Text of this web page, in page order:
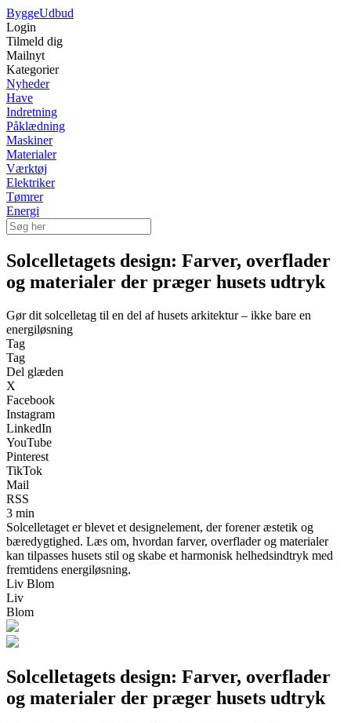
ByggeUdbud
Login
Tilmeld dig
Mailnyt
Kategorier
Nyheder
Have
Indretning
Påklædning
Maskiner
Materialer
Værktøj
Elektriker
Tømrer
Energi
Solcelletagets design: Farver, overflader
og materialer der præger husets udtryk
Gør dit solcelletag til en del af husets arkitektur – ikke bare en
energiløsning
Tag
Tag
Del glæden
X
Facebook
Instagram
LinkedIn
YouTube
Pinterest
TikTok
Mail
RSS
3 min
Solcelletaget er blevet et designelement, der forener æstetik og
bæredygtighed. Læs om, hvordan farver, overflader og materialer
kan tilpasses husets stil og skabe et harmonisk helhedsindtryk med
fremtidens energiløsning.
Liv Blom
Liv
Blom
Solcelletagets design: Farver, overflader
og materialer der præger husets udtryk